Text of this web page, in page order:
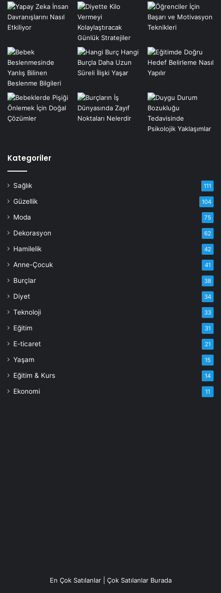
Kategoriler
Sağlık 111
Güzellik 104
Moda 75
Dekorasyon 62
Hamilelik 42
Anne-Çocuk 41
Burçlar 38
Diyet 34
Teknoloji 33
Eğitim 31
E-ticaret 21
Yaşam 15
Eğitim & Kurs 14
Ekonomi 11
En Çok Satılanlar | Çok Satılanlar Burada